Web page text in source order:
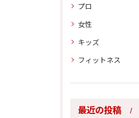
プロ
女性
キッズ
フィットネス
最近の投稿